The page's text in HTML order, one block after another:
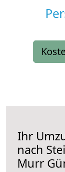
Ihr
nach
Murr